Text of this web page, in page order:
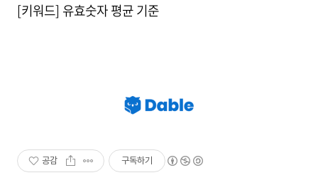
[키워드] 유효숫자 평균 기준
공감 구독하기